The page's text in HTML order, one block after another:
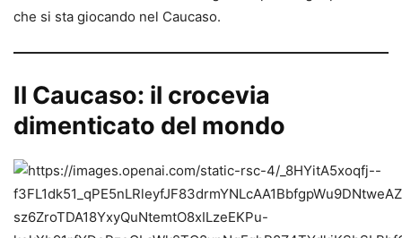
che si sta giocando nel Caucaso.
Il Caucaso: il crocevia
dimenticato del mondo